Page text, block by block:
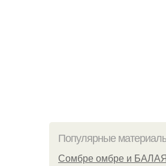
Популярные
Сомбре омбре и